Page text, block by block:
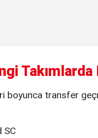
Takımlarda
boyunca transfer
SC